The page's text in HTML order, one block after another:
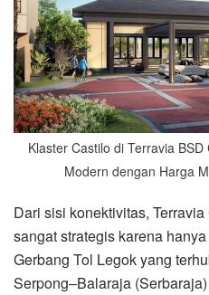
Klaster Castilo di Terravia
Modern dengan Harga
Dari sisi konektivitas,
sangat strategis karena
Gerbang Tol Legok yang
Serpong–Balaraja